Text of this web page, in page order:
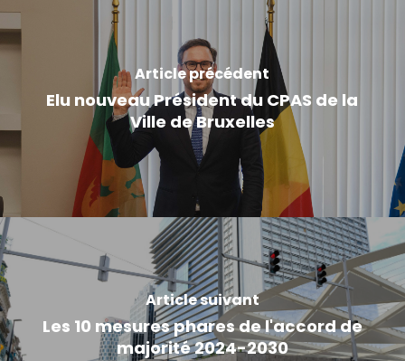
Article précédent
Elu nouveau Président du CPAS de la
Ville de Bruxelles
Article suivant
Les 10 mesures phares de l'accord de
majorité 2024-2030